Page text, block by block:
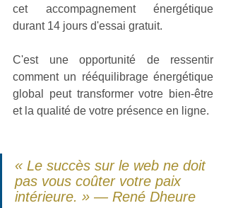
cet accompagnement énergétique
durant 14 jours d'essai gratuit.
C'est une opportunité de ressentir
comment un rééquilibrage énergétique
global peut transformer votre bien-être
et la qualité de votre présence en ligne.
« Le succès sur le web ne doit
pas vous coûter votre paix
intérieure. » — René Dheure